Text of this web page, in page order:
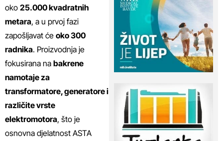
oko 25.000 kvadratnih
metara, a u prvoj fazi
zapošljavat će oko 300
radnika. Proizvodnja je
fokusirana na bakrene
namotaje za
transformatore, generatore i
različite vrste
elektromotora, što je
osnovna djelatnost ASTA